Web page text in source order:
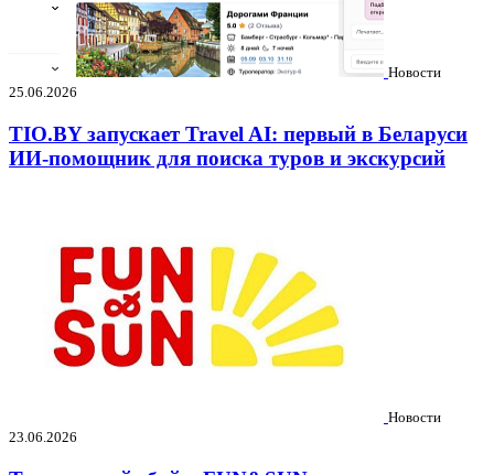
Новости
25.06.2026
TIO.BY запускает Travel AI: первый в Беларуси
ИИ-помощник для поиска туров и экскурсий
Новости
23.06.2026